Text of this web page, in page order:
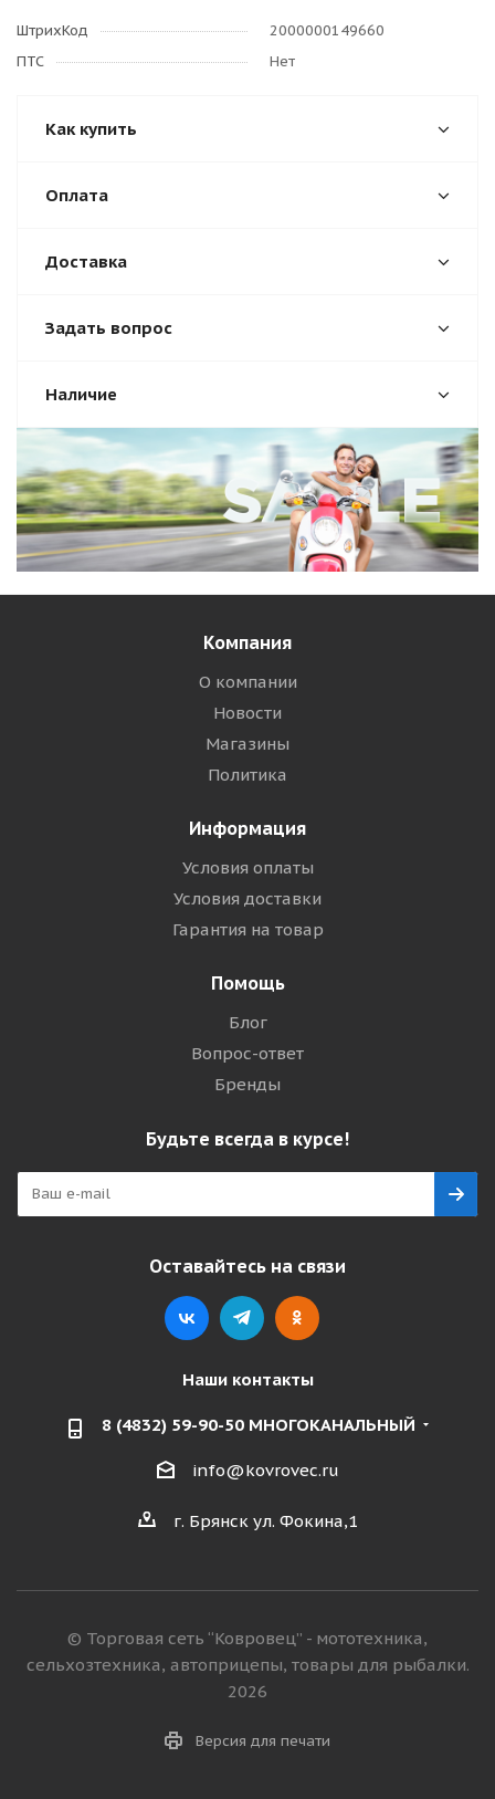
ШтрихКод
2000000149660
ПТС
Нет
Как купить
Оплата
Доставка
Задать вопрос
Наличие
Компания
О компании
Новости
Магазины
Политика
Информация
Условия оплаты
Условия доставки
Гарантия на товар
Помощь
Блог
Вопрос-ответ
Бренды
Будьте всегда в курсе!
Оставайтесь на связи
Наши контакты
8 (4832) 59-90-50 МНОГОКАНАЛЬНЫЙ
info@kovrovec.ru
г. Брянск ул. Фокина,1
© Торговая сеть “Ковровец” - мототехника,
сельхозтехника, автоприцепы, товары для рыбалки.
2026
Версия для печати